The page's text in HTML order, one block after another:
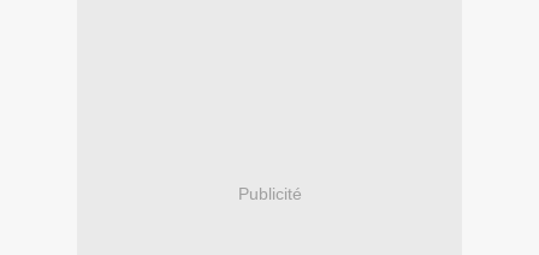
Publicité